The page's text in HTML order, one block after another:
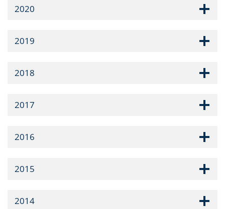
2020
2019
2018
2017
2016
2015
2014